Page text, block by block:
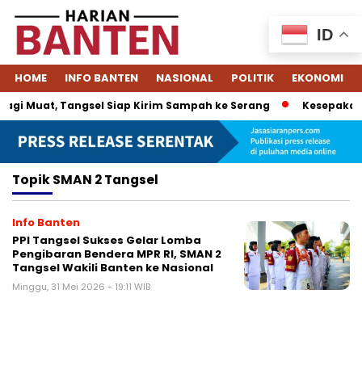
HOME INFO BANTEN NASIONAL POLITIK EKONOMI
Muat, Tangsel Siap Kirim Sampah ke Serang
TopikSMAN 2 Tangsel
Info Banten
PPI Tangsel Sukses Gelar Lomba
Pengibaran Bendera MPR RI, SMAN 2
Tangsel Wakili Banten ke Nasional
Minggu, 31 Mei 2026 - 19:11 WIB
ID